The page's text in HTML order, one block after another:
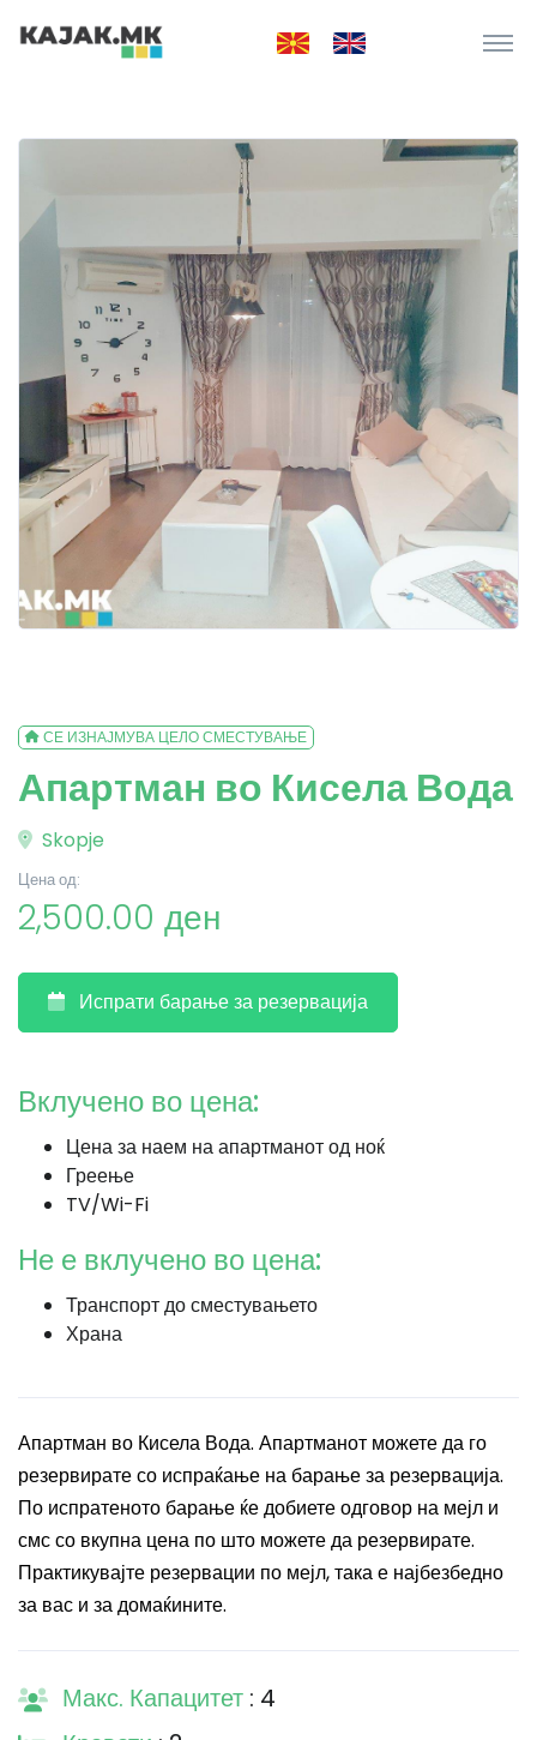
СЕ ИЗНАЈМУВА ЦЕЛО СМЕСТУВАЊЕ
Апартман во Кисела Вода
Skopje
Цена од:
2,500.00 ден
Испрати барање за резервација
Вклучено во цена:
Цена за наем на апартманот од ноќ
Греење
TV/Wi-Fi
Не е вклучено во цена:
Транспорт до сместувањето
Храна
Апартман во Кисела Вода. Апартманот можете да го
резервирате со испраќање на барање за резервација.
По испратеното барање ќе добиете одговор на мејл и
смс со вкупна цена по што можете да резервирате.
Практикувајте резервации по мејл, така е најбезбедно
за вас и за домаќините.
Макс. Капацитет : 4